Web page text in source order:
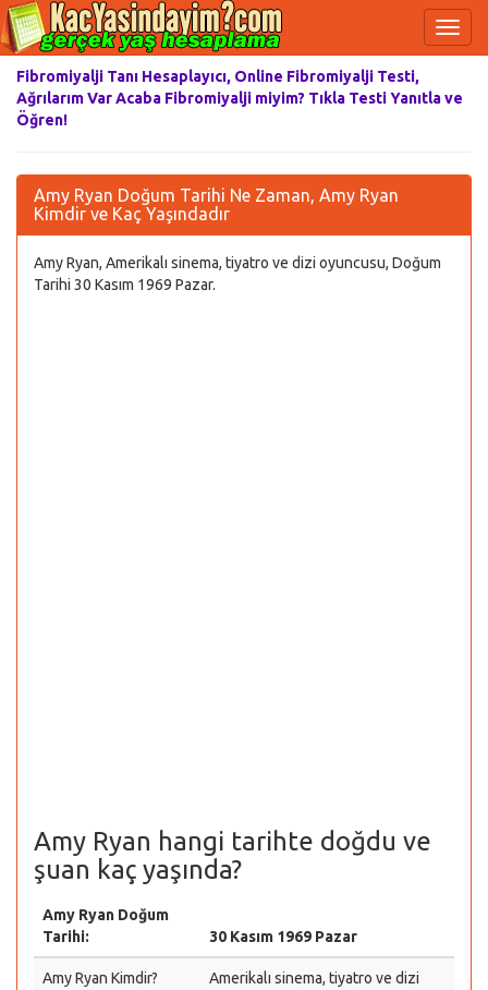
Fibromiyalji Tanı Hesaplayıcı, Online Fibromiyalji Testi,
Ağrılarım Var Acaba Fibromiyalji miyim? Tıkla Testi Yanıtla ve
Öğren!
Amy Ryan Doğum Tarihi Ne Zaman, Amy Ryan
Kimdir ve Kaç Yaşındadır
Amy Ryan, Amerikalı sinema, tiyatro ve dizi oyuncusu, Doğum
Tarihi 30 Kasım 1969 Pazar.
Amy Ryan hangi tarihte doğdu ve
şuan kaç yaşında?
Amy Ryan Doğum
Tarihi:
30 Kasım 1969 Pazar
Amy Ryan Kimdir?
Amerikalı sinema, tiyatro ve dizi